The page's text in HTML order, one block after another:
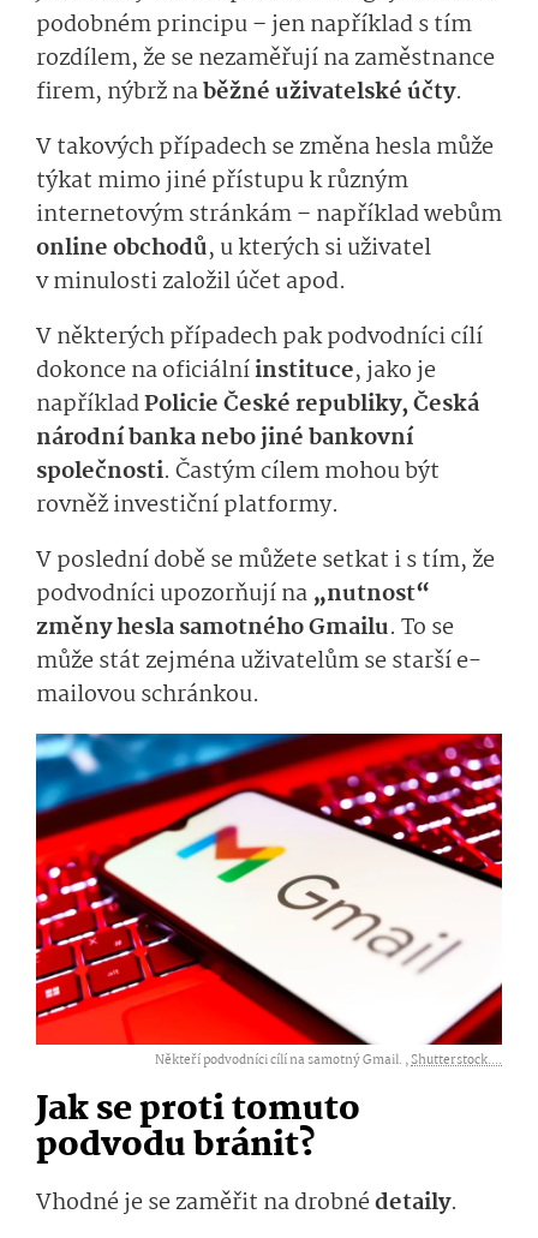
podobném principu – jen například s tím
rozdílem, že se nezaměřují na zaměstnance
firem, nýbrž naběžné uživatelské účty.
V takových případech se změna hesla může
týkat mimo jiné přístupu k různým
internetovým stránkám – například webům
online obchodů, u kterých si uživatel
v minulosti založil účet apod.
V některých případech pak podvodníci cílí
dokonce na oficiálníinsti­tuce, jako je
napříkladPolicie České republiky, Česká
národní banka nebo jiné bankovní
společnosti. Častým cílem mohou být
rovněž investiční platformy.
V poslední době se můžete setkat i s tím, že
podvodníci upozorňují na„nutnost“
změny hesla samotného Gmailu. To se
může stát zejména uživatelům se starší e-
mailovou schránkou.
Někteří podvodníci cílí na samotný Gmail. ,Shutterstock....
Jak se proti tomuto
podvodu bránit?
Vhodné je se zaměřit na drobnédetaily.